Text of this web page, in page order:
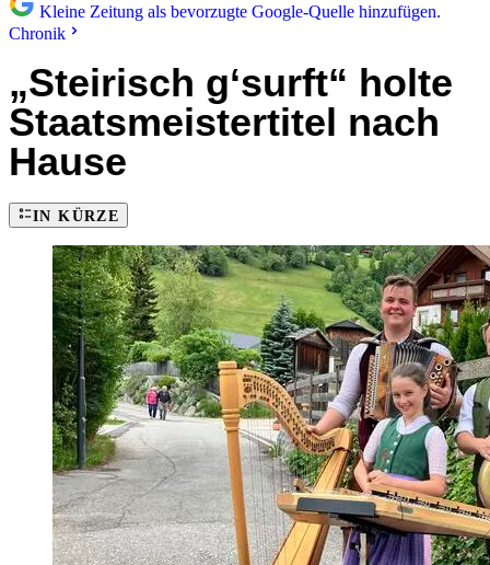
Kleine Zeitung als bevorzugte Google-Quelle hinzufügen.
Chronik
„Steirisch g‘surft“ holte
Staatsmeistertitel nach
Hause
IN KÜRZE